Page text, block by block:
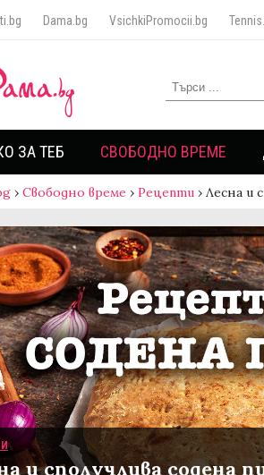
Dama.bg VsichkiPromocii.bg
ЗА ТЕБ СВОБОДНО ВРЕМЕ
› Свободно време › Рецепти › Лесна и
и сполучлива содена